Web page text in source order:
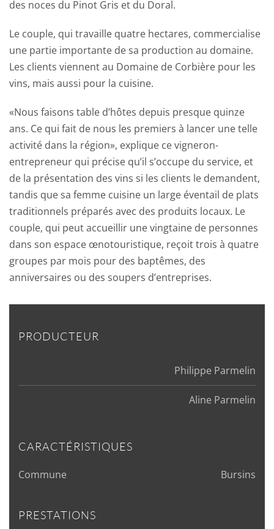
des noces du Pinot Gris et du Doral.
Le couple, qui travaille quatre hectares, commercialise
une partie importante de sa production au domaine.
Les clients viennent au Domaine de Corbière pour les
vins, mais aussi pour la cuisine.
«Nous faisons table d’hôtes depuis presque quinze
ans. Ce qui fait de nous les premiers à lancer une telle
activité dans la région», explique ce vigneron-
entrepreneur qui précise qu’il s’occupe du service, et
de la présentation des vins si les clients le demandent,
tandis que sa femme cuisine un large éventail de plats
traditionnels préparés avec des produits locaux. Le
couple, qui peut accueillir une vingtaine de personnes
dans son espace œnotouristique, reçoit trois à quatre
groupes par mois pour des baptêmes, des
anniversaires ou des soupers d’entreprises.
PRODUCTEUR
Philippe Parmelin
Aline Parmelin
CARACTÉRISTIQUES
Commune Bursins
PRESTATIONS